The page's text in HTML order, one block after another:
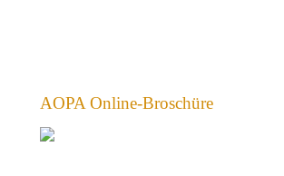
AOPA Online-Broschüre